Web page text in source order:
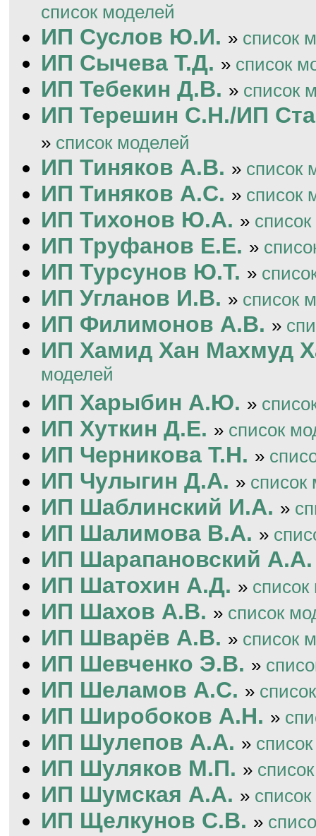
список моделей
ИП Суслов Ю.И. » список
ИП Сычева Т.Д. » список
ИП Тебекин Д.В. » список
ИП Терешин С.Н./ИП
» список моделей
ИП Тиняков А.В. » список
ИП Тиняков А.С. » список
ИП Тихонов Ю.А. »
ИП Труфанов Е.Е. »
ИП Турсунов Ю.Т. »
ИП Угланов И.В. » список
ИП Филимонов А.В. »
ИП Хамид Хан Махмуд
моделей
ИП Харыбин А.Ю. »
ИП Хуткин Д.Е. » список
ИП Черникова Т.Н. »
ИП Чулыгин Д.А. » список
ИП Шаблинский И.А. »
ИП Шалимова В.А. »
ИП Шарапановский А.А.
ИП Шатохин А.Д. »
ИП Шахов А.В. » список
ИП Шварёв А.В. » список
ИП Шевченко Э.В. »
ИП Шеламов А.С. »
ИП Широбоков А.Н. »
ИП Шулепов А.А. »
ИП Шуляков М.П. »
ИП Шумская А.А. »
ИП Щелкунов С.В. »